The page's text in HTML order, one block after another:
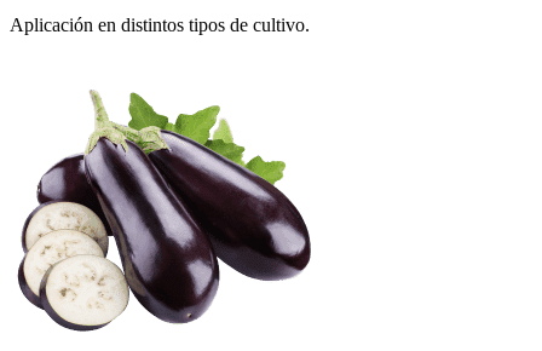
Aplicación en distintos tipos de cultivo.